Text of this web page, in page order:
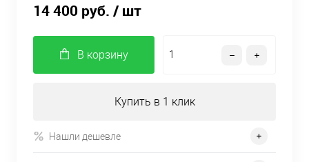
14 400 руб. / шт
В корзину
Купить в 1 клик
Нашли дешевле